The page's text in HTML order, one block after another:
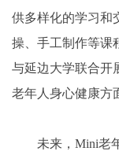
供多样化的学习和
操、手工制作等课
与延边大学联合开
老年人身心健康方
未来，Mini老年